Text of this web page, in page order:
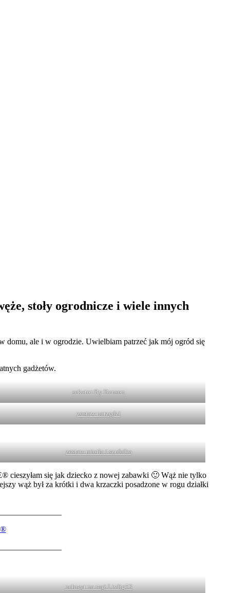
stoły ogrodnicze i wiele innych
domu, ale i w ogrodzie. Uwielbiam patrzeć jak mój ogród się
gadżetów.
sekator By Benson
zestaw narzędzi
zestaw miotła i szufelka
cieszyłam się jak dziecko z nowej zabawki 🙂 Wąż nie tylko
wąż był za krótki i dwa krzaczki posadzone w rogu działki
uchwyt na wąż Livlig53